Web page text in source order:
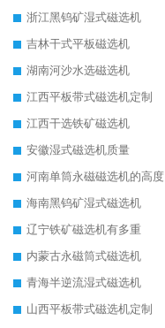
浙江黑钨矿湿式磁选机
吉林干式平板磁选机
湖南河沙水选磁选机
江西平板带式磁选机定制
江西干选铁矿磁选机
安徽湿式磁选机质量
河南单筒永磁磁选机的高度
海南黑钨矿湿式磁选机
辽宁铁矿磁选机有多重
内蒙古永磁筒式磁选机
青海半逆流湿式磁选机
山西平板带式磁选机定制